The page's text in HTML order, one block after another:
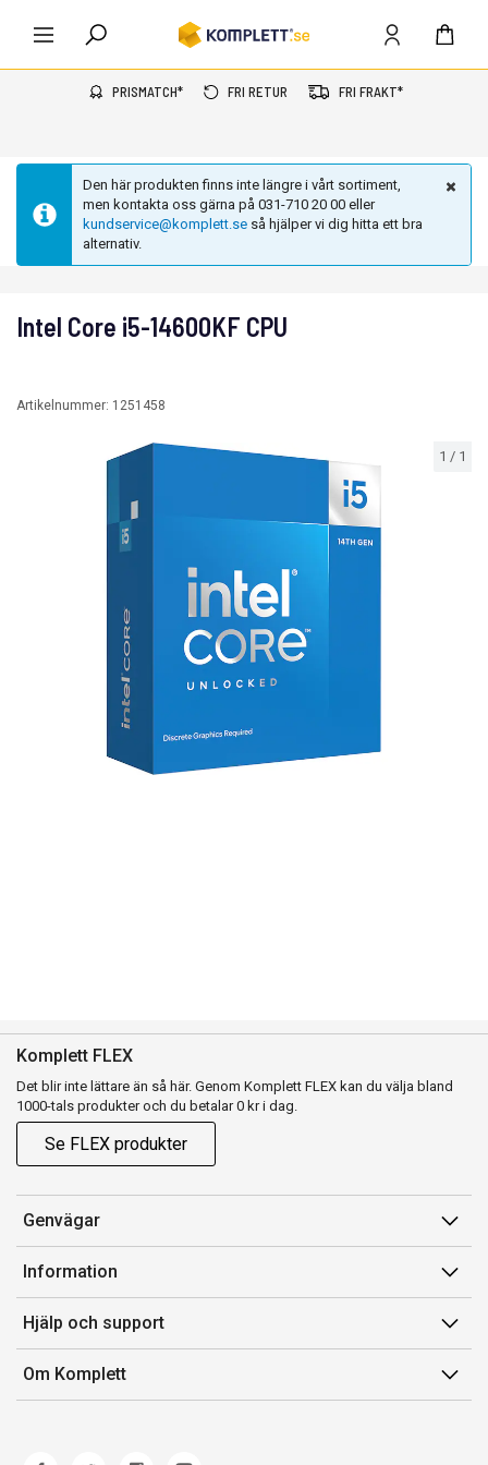
PRISMATCH* FRI RETUR FRI FRAKT*
Den här produkten finns inte längre i vårt sortiment,
men kontakta oss gärna på 031-710 20 00 eller
kundservice@komplett.se så hjälper vi dig hitta ett bra
alternativ.
1 / 1
Intel Core i5-14600KF CPU
Artikelnummer: 1251458
Komplett FLEX
Det blir inte lättare än så här. Genom Komplett FLEX kan du välja bland
1000-tals produkter och du betalar 0 kr i dag.
Se FLEX produkter
Genvägar
Konto
Orderhistorik
Presentkort
Komplett Club
Information
Försäljningsvillkor
Medlemsvillkor for Komplett Club
Lediga tjänster
Hjälp och support
Kontakta oss
Kundservice
Om Komplett